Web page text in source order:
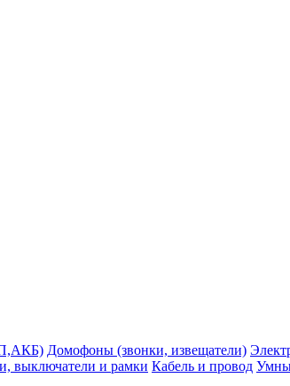
Домофоны (звонки, извещатели)
выключатели и рамки Кабель и провод